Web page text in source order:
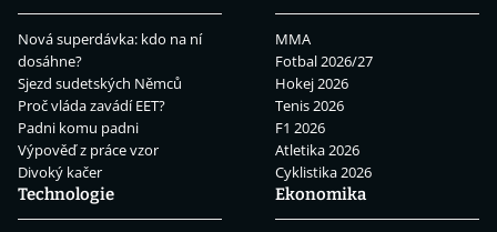
Nová superdávka: kdo na ní
dosáhne?
Sjezd sudetských Němců
Proč vláda zavádí EET?
Padni komu padni
Výpověď z práce vzor
Divoký kačer
MMA
Fotbal 2026/27
Hokej 2026
Tenis 2026
F1 2026
Atletika 2026
Cyklistika 2026
Technologie
Ekonomika